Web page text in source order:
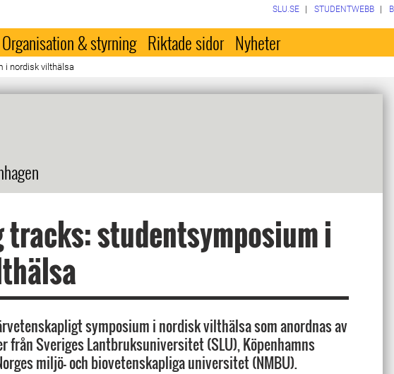
SLU.SE STUDENTWEBB
Organisation & styrning Riktade sidor Nyheter
i nordisk vilthälsa
tracks: studentsymposium i
symposium i nordisk vilthälsa som anordnas av
från Sveriges Lantbruksuniversitet (SLU), Köpenhamns
miljö- och biovetenskapliga universitet (NMBU).